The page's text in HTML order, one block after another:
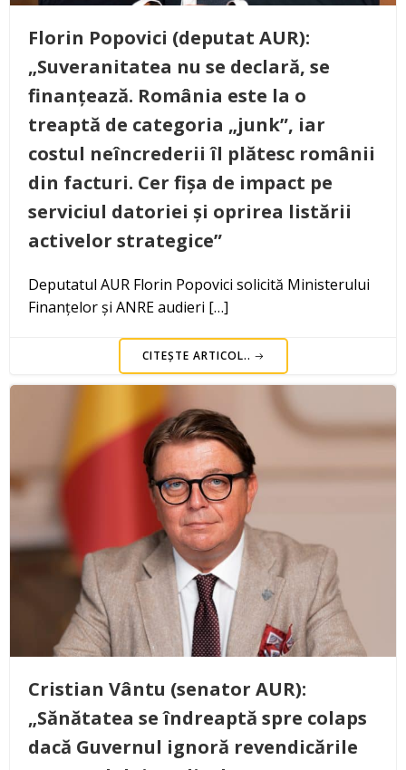
Florin Popovici (deputat AUR):
„Suveranitatea nu se declară, se
finanțează. România este la o
treaptă de categoria „junk”, iar
costul neîncrederii îl plătesc românii
din facturi. Cer fișa de impact pe
serviciul datoriei și oprirea listării
activelor strategice”
Deputatul AUR Florin Popovici solicită Ministerului
Finanțelor și ANRE audieri […]
CITEȘTE ARTICOL..
Cristian Vântu (senator AUR):
„Sănătatea se îndreaptă spre colaps
dacă Guvernul ignoră revendicările